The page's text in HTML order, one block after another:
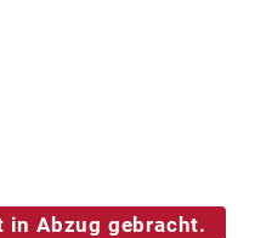
in Abzug gebracht.